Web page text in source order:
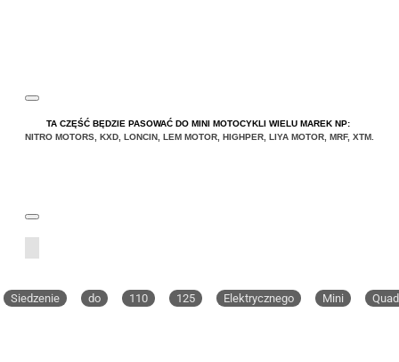
TA CZĘŚĆ BĘDZIE PASOWAĆ DO MINI MOTOCYKLI WIELU MAREK NP:
NITRO MOTORS KXD LONCIN LEM MOTOR HIGHPER LIYA MOTOR MRF, XTM
Siedzenie do 110 125 Elektrycznego Mini